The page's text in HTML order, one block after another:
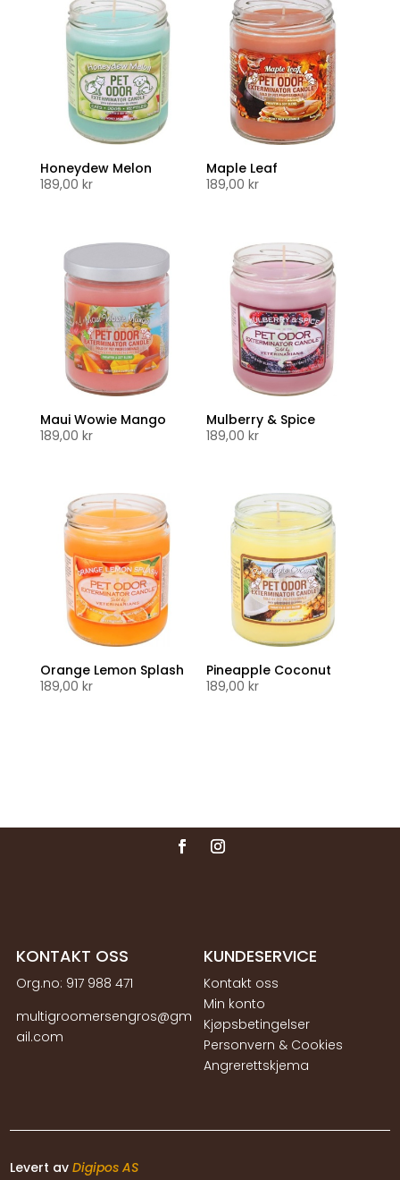
Honeydew Melon
189,00 kr
Maple Leaf
189,00kr
Maui Wowie Mango
189,00 kr
Mulberry & Spice
189,00kr
Orange Lemon Splash
189,00 kr
Pineapple Coconut
189,00kr
KONTAKT OSS
Org.no: 917 988 471
multigroomersengros@gm
ail.com
KUNDESERVICE
Kontakt oss
Min konto
Kjøpsbetingelser
Personvern & Cookies
Angrerettskjema
Levert avDigipos AS